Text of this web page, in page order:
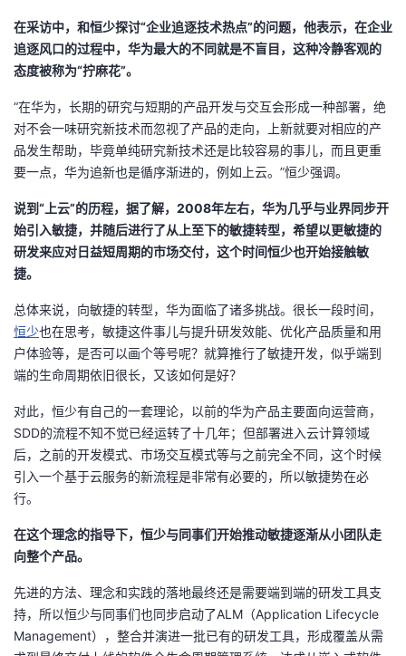
在采访中，和恒少探讨“企业追逐技术热点”的问题，他表示，在企业
追逐风口的过程中，华为最大的不同就是不盲目，这种冷静客观的
态度被称为“拧麻花”。
“在华为，长期的研究与短期的产品开发与交互会形成一种部署，绝
对不会一味研究新技术而忽视了产品的走向，上新就要对相应的产
品发生帮助，毕竟单纯研究新技术还是比较容易的事儿，而且更重
要一点，华为追新也是循序渐进的，例如上云。”恒少强调。
说到“上云”的历程，据了解，2008年左右，华为几乎与业界同步开
始引入敏捷，并随后进行了从上至下的敏捷转型，希望以更敏捷的
研发来应对日益短周期的市场交付，这个时间恒少也开始接触敏
捷。
总体来说，向敏捷的转型，华为面临了诸多挑战。很长一段时间，
恒少也在思考，敏捷这件事儿与提升研发效能、优化产品质量和用
户体验等，是否可以画个等号呢？就算推行了敏捷开发，似乎端到
端的生命周期依旧很长，又该如何是好？
对此，恒少有自己的一套理论，以前的华为产品主要面向运营商，
SDD的流程不知不觉已经运转了十几年；但部署进入云计算领域
后，之前的开发模式、市场交互模式等与之前完全不同，这个时候
引入一个基于云服务的新流程是非常有必要的，所以敏捷势在必
行。
在这个理念的指导下，恒少与同事们开始推动敏捷逐渐从小团队走
向整个产品。
先进的方法、理念和实践的落地最终还是需要端到端的研发工具支
持，所以恒少与同事们也同步启动了ALM（Application Lifecycle
Management），整合并演进一批已有的研发工具，形成覆盖从需